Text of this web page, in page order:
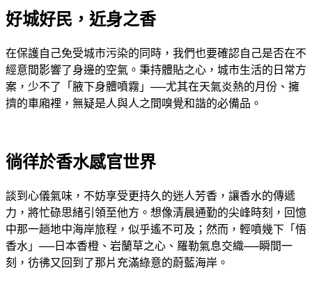
好城好民，近身之香
在保護自己免受城市污染的同時，我們也要確認自己是否在不
經意間影響了身邊的空氣。秉持體貼之心，城市生活的日常方
案，少不了「腋下身體噴霧」──尤其在天氣炎熱的月份、擁
擠的車廂裡，無疑是人與人之間嗅覺和諧的必備品。
徜徉於香水感官世界
談到心儀氣味，不妨享受更持久的迷人芳香，讓香水的傳遞
力，將忙碌思緒引領至他方。想像清晨通勤的尖峰時刻，回憶
中那一趟地中海岸旅程，似乎遙不可及；然而，輕噴幾下「悟
香水」──日本香橙、岩蘭草之心、羅勒氣息交織──瞬間一
刻，彷彿又回到了那片充滿綠意的蔚藍海岸。